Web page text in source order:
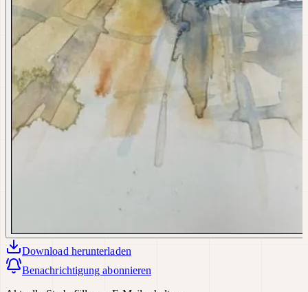
Download herunterladen
Benachrichtigung abonnieren